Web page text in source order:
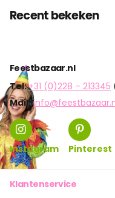
Recent bekeken
Feestbazaar.nl
Tel:+31 (0)228 – 213345
Mail:
Instagram Pinterest
Klantenservice